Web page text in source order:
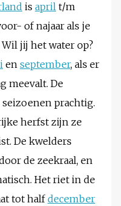
is april t/m
of najaar als je
jij het water op?
en september, als er
meevalt. De
prachtig.
herfst zijn ze
De kwelders
de zeekraal, en
Het riet in de
tot halfdecember